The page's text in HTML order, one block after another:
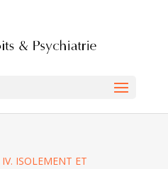
IV. ISOLEMENT ET